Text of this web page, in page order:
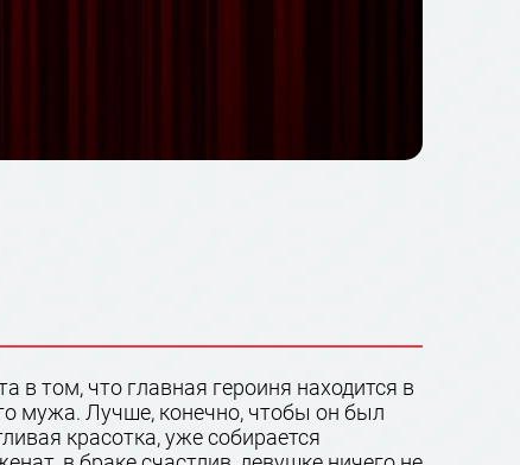
в том, что главная героиня находится в
мужа. Лучше, конечно, чтобы он был
красотка, уже собирается